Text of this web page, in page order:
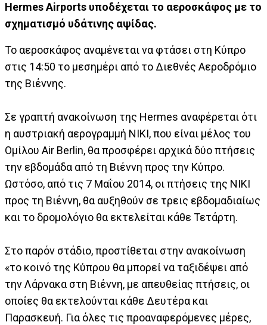
Hermes Airports υποδέχεται το αεροσκάφος με το
σχηματισμό υδάτινης αψίδας.
Το αεροσκάφος αναμένεται να φτάσει στη Κύπρο
στις 14:50 το μεσημέρι από το Διεθνές Αεροδρόμιο
της Βιέννης.
Σε γραπτή ανακοίνωση της Ηermes αναφέρεται ότι
η αυστριακή αερογραμμή ΝΙΚΙ, που είναι μέλος του
Ομίλου Air Βerlin, θα προσφέρει αρχικά δύο πτήσεις
την εβδομάδα από τη Βιέννη προς την Κύπρο.
Ωστόσο, από τις 7 Μαΐου 2014, οι πτήσεις της NIKI
προς τη Βιέννη, θα αυξηθούν σε τρεις εβδομαδιαίως
και το δρομολόγιο θα εκτελείται κάθε Τετάρτη.
Στο παρόν στάδιο, προστίθεται στην ανακοίνωση
«το κοινό της Κύπρου θα μπορεί να ταξιδέψει από
την Λάρνακα στη Βιέννη, με απευθείας πτήσεις, οι
οποίες θα εκτελούνται κάθε Δευτέρα και
Παρασκευή. Για όλες τις προαναφερόμενες μέρες,